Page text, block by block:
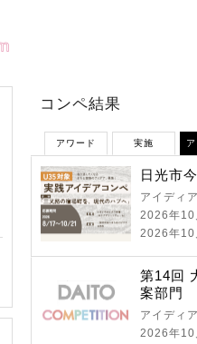
コンペ結果
実施
アワード
日光市
アイディ
2026年10
2026年10
第14回
案部門
アイディ
2026年10